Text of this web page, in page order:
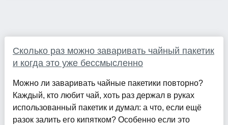
Сколько раз можно заваривать чайный пакетик
и когда это уже бессмысленно
Можно ли заваривать чайные пакетики повторно?
Каждый, кто любит чай, хоть раз держал в руках
использованный пакетик и думал: а что, если ещё
разок залить его кипятком? Особенно если это